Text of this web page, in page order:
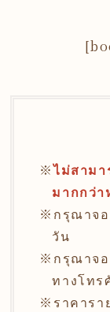
ไม่สามา
มากกว่า
กรุณาจ
วัน
กรุณาจ
ทางโทร
ราคาร